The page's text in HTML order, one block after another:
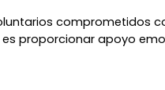
comprometidos
proporcionar apoyo